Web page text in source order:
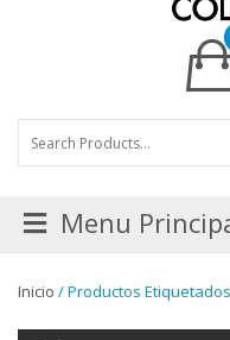
Menu
Inicio / Productos Etiquetados